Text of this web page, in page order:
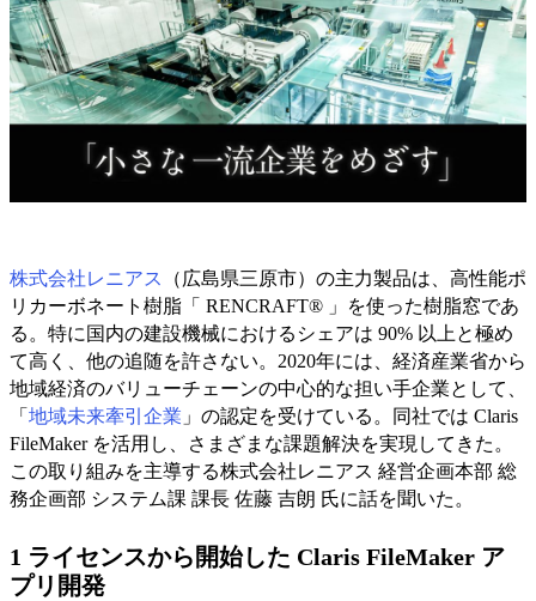
株式会社レニアス
（広島県三原市）の主力製品は、高性能ポ
リカーボネート樹脂「 RENCRAFT® 」を使った樹脂窓であ
る。特に国内の建設機械におけるシェアは 90% 以上と極め
て高く、他の追随を許さない。2020年には、経済産業省から
地域経済のバリューチェーンの中心的な担い手企業として、
「 地域未来牽引企業 」の認定を受けている。同社では Claris
FileMaker を活用し、さまざまな課題解決を実現してきた。
この取り組みを主導する株式会社レニアス 経営企画本部 総
務企画部 システム課 課長 佐藤 吉朗 氏に話を聞いた。
1 ライセンスから開始した Claris FileMaker ア
プリ開発